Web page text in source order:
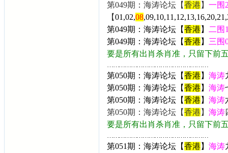
第049期：海涛论坛【香港 】 一围
【01,02,08
第049期：海涛论坛【香港 】
二围
第049期：海涛论坛【香港 】 三围
要是所有出肖杀肖准，只留下前
……………………………………………
第050期：海涛论坛【香港 】 海涛
第050期：海涛论坛【香港 】 海涛
第050期：海涛论坛【香港 】 海涛
第050期：海涛论坛【香港 】 海涛
要是所有出肖杀肖准，只留下前
……………………………………………
第051期：海涛论坛【香港 】 海涛